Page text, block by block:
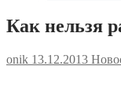
Как нельзя
onik 13.12.2013